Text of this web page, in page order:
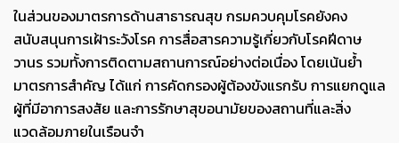
ในส่วนของมาตรการด้านสาธารณสุข กรมควบคุมโรคยังคง
สนับสนุนการเฝ้าระวังโรค การสื่อสารความรู้เกี่ยวกับโรคฝีดาษ
วานร รวมทั้งการติดตามสถานการณ์อย่างต่อเนื่อง โดยเน้นย้ำ
มาตรการสำคัญ ได้แก่ การคัดกรองผู้ต้องขังแรกรับ การแยกดูแล
ผู้ที่มีอาการสงสัย และการรักษาสุขอนามัยของสถานที่และสิ่ง
แวดล้อมภายในเรือนจำ